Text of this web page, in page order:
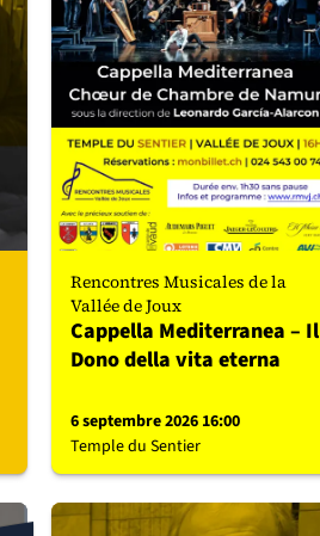
Rencontres Musicales de la
Vallée de Joux
Cappella Mediterranea – Il
Dono della vita eterna
6 septembre 2026 16:00
Temple du Sentier